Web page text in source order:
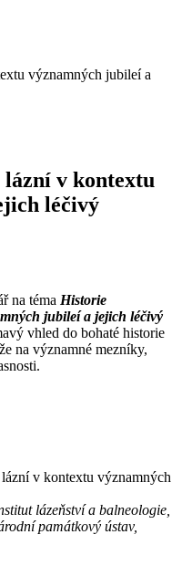
v kontextu
léčivý
na téma Historie
jubileí a jejich léčivý
vhled do bohaté historie
na významné mezníky,
v kontextu významných
lázeňství a balneologie,
památkový ústav,